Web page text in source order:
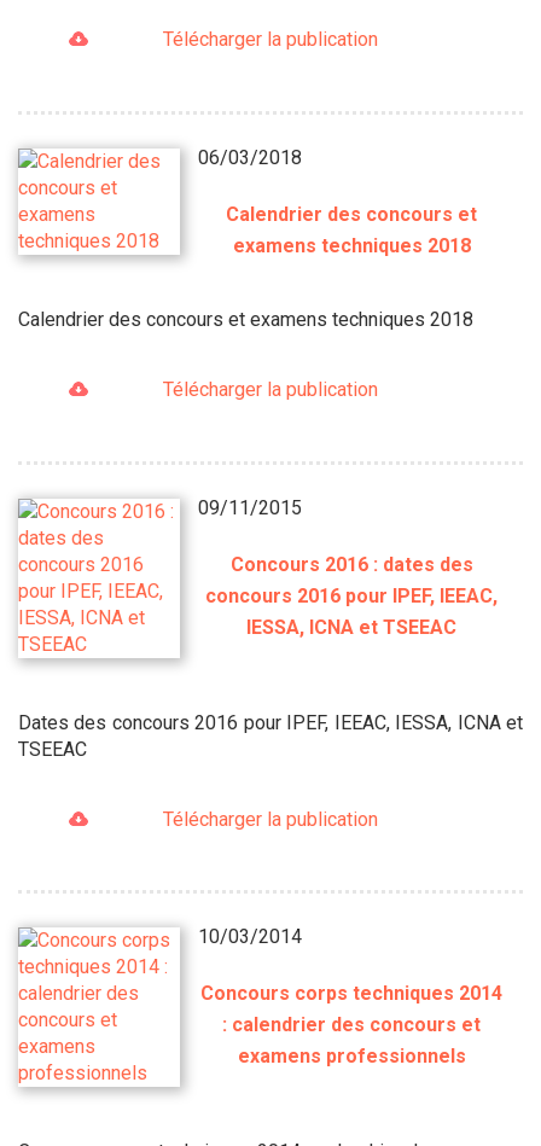
Télécharger la publication
06/03/2018
Calendrier des concours et
examens techniques 2018
Calendrier des concours et examens techniques 2018
Télécharger la publication
09/11/2015
Concours 2016 : dates des
concours 2016 pour IPEF, IEEAC,
IESSA, ICNA et TSEEAC
Dates des concours 2016 pour IPEF, IEEAC, IESSA, ICNA et
TSEEAC
Télécharger la publication
10/03/2014
Concours corps techniques 2014
: calendrier des concours et
examens professionnels